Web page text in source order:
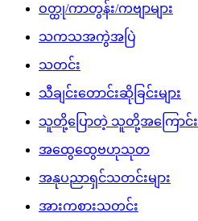
ဝတ္ထု/ကာတွန်း/ကဗျာများ
သကသအကွဲအပြဲ
သတင်း
သီချင်းတောင်းဆိုခြင်းများ
သူတို့ပြောတဲ့ သူတို့အကြောင်း
အထွေထွေဗဟုသုတ
အနုပညာရှင်သတင်းများ
အားကစားသတင်း